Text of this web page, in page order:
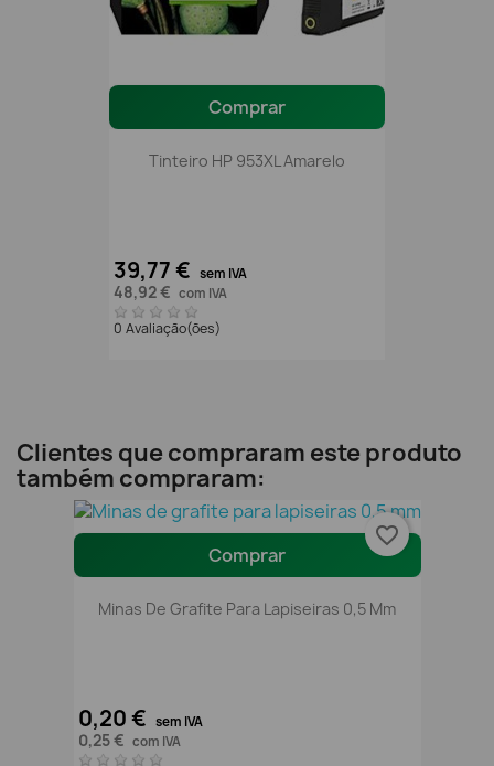
Comprar
Tinteiro HP 953XL Amarelo
39,77 € sem IVA
48,92 € com IVA
0 Avaliação(ões)
Clientes que compraram este produto
também compraram:
Comprar
Minas De Grafite Para Lapiseiras 0,5 Mm
0,20 € sem IVA
0,25 € com IVA
favorite_border